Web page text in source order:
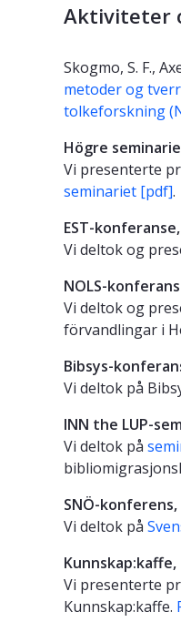
Aktiviteter
Skogmo, S. F.,
metoder og
tolkeforskning
Högre
Vi presenterte
seminariet [pdf].
EST-
Vi deltok og
NOLS-
Vi deltok og
förvandlingar i
Bibsys-
Vi deltok på
INN the LUP-
Vi deltok på
SNÖ-
Vi deltok på
Vi presenterte
Kunnskap:kaffe.